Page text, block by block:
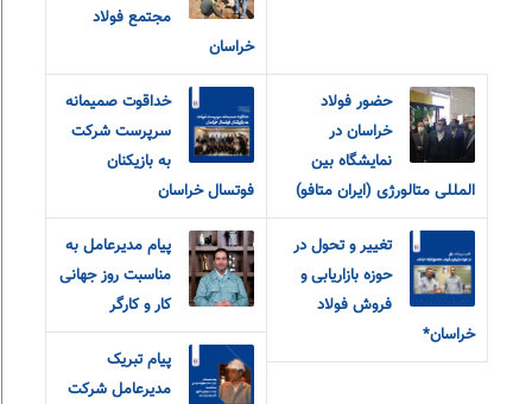
مجتمع فولاد
خراسان
حضور فولاد
خراسان در
نمایشگاه بین
المللی متالورژی (ایران متافو)
خداقوت صمیمانه
سرپرست شرکت
به بازیکنان
فوتسال خراسان
تغییر و تحول در
حوزه بازاریابی و
فروش فولاد
خراسان*
پیام مدیرعامل به
مناسبت روز جهانی
کار و کارگر
پیام تبریک
مدیرعامل شرکت